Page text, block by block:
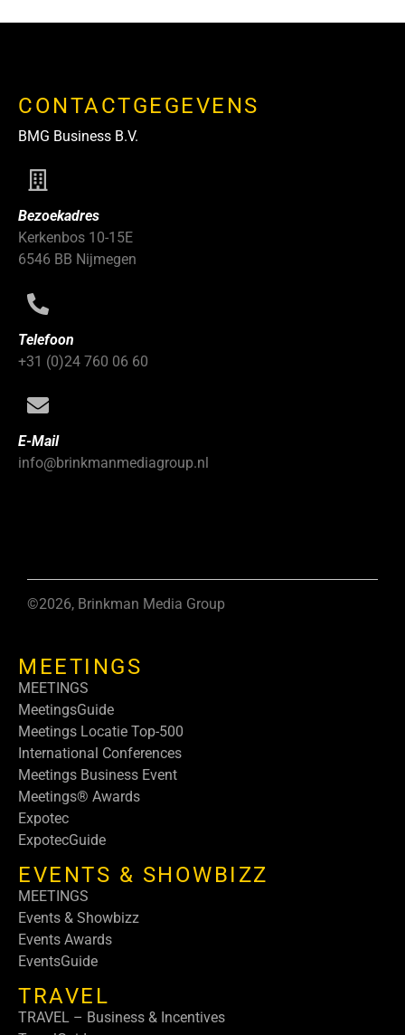
CONTACTGEGEVENS
BMG Business B.V.
Bezoekadres
Kerkenbos 10-15E
6546 BB Nijmegen
Telefoon
+31 (0)24 760 06 60
E-Mail
info@brinkmanmediagroup.nl
©2026, Brinkman Media Group
MEETINGS
MEETINGS
MeetingsGuide
Meetings Locatie Top-500
International Conferences
Meetings Business Event
Meetings® Awards
Expotec
ExpotecGuide
EVENTS & SHOWBIZZ
MEETINGS
Events & Showbizz
Events Awards
EventsGuide
TRAVEL
TRAVEL – Business & Incentives